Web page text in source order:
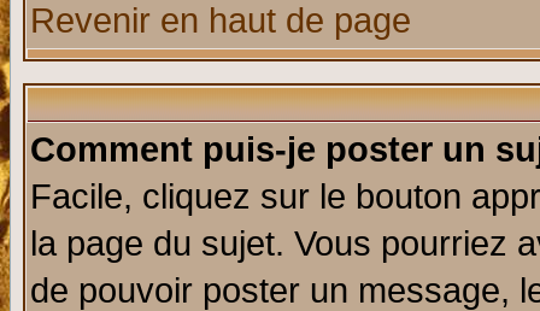
Revenir en haut de page
Comment puis-je poster un
Facile, cliquez sur le bouton
la page du sujet. Vous pourriez
de pouvoir poster un message,